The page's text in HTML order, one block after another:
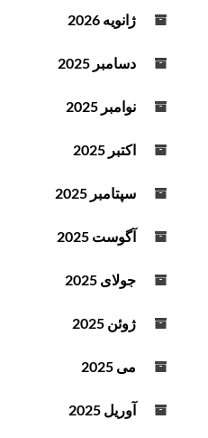
ژانویه 2026
دسامبر 2025
نوامبر 2025
اکتبر 2025
سپتامبر 2025
آگوست 2025
جولای 2025
ژوئن 2025
می 2025
آوریل 2025